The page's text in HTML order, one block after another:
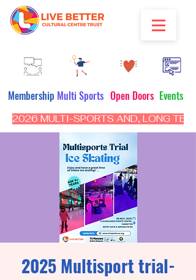
Multi Sports Open Doors Events
Membership
2026 MULTI-SPORTS AND, LONG
2025 Multisport trial-